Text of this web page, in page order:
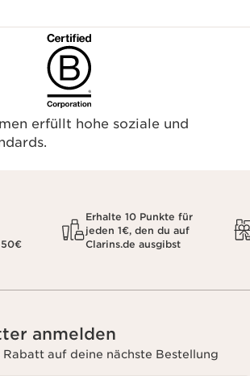
erfüllt hohe soziale und
50€
Erhalte 10 Punkte für
jeden 1€, den du auf
Clarins.de ausgibst
anmelden
auf deine nächste Bestellung